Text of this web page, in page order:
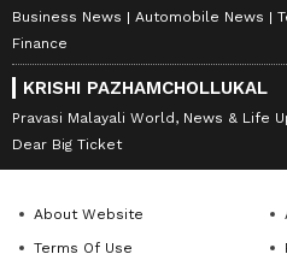
Business News Automobile News
Finance
KRISHI PAZHAMCHOLLUKAL
Pravasi Malayali World, News & Life
Dear Big Ticket
About Website
Terms Of Use